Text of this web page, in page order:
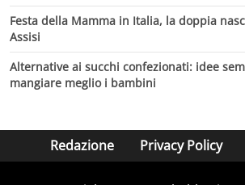
Festa della Mamma in Italia, la doppia
Assisi
Alternative ai succhi confezionati: idee
mangiare meglio i bambini
Redazione Privacy Policy